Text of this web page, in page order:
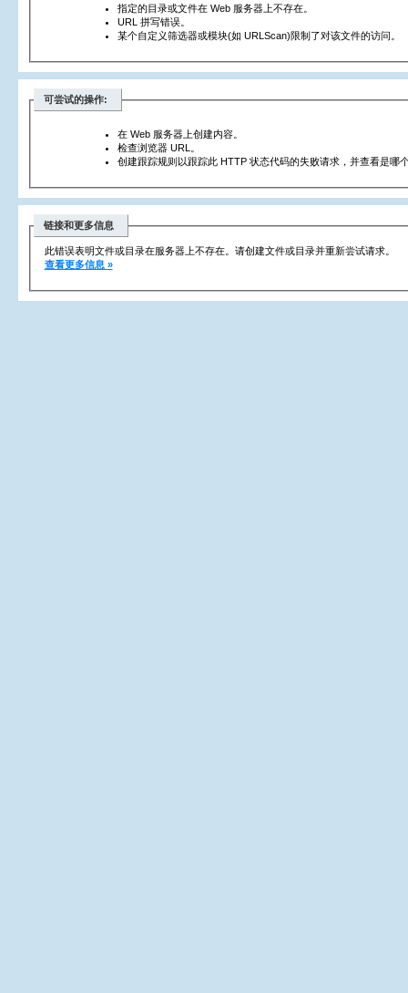
指定的目录或文件在 Web 服务器上不存在。
URL 拼写错误。
某个自定义筛选器或模块(如 URLScan)限制了对该文件的访问。
可尝试的操作:
在 Web 服务器上创建内容。
检查浏览器 URL。
创建跟踪规则以跟踪此 HTTP 状态代码的失败请求，并查看是哪
链接和更多信息
此错误表明文件或目录在服务器上不存在。请创建文件或目录并重新尝试请求。
查看更多信息 »